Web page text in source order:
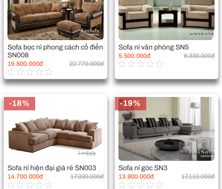
Sofa bọc nỉ phong cách cổ điển
SN008
19.800.000đ 22.770.000đ
Sofa nỉ văn phòng SN5
5.500.000đ 6.330.000đ
Sofa nỉ hiện đại giá rẻ SN003
14.700.000đ 17.930.000đ
-18%
Sofa nỉ góc SN3
13.800.000đ 17.110.000đ
-19%